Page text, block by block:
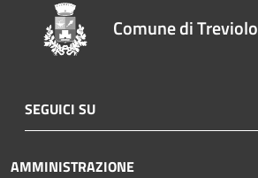
Comune di Treviolo
SEGUICI SU
AMMINISTRAZIONE